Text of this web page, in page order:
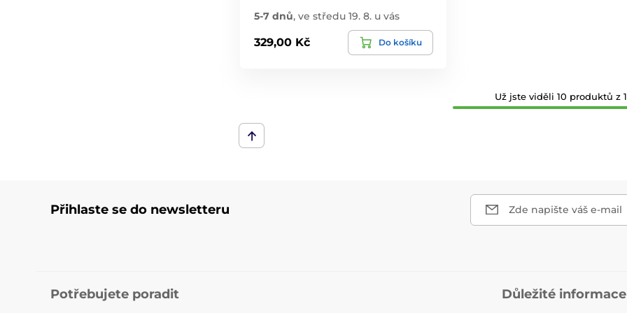
5-7 dnů, ve středu 19. 8. u vás
329,00 Kč Do košíku
Už jste viděli 10 produktů z
Přihlaste se do newsletteru Zde napište váš e-mail
Potřebujete poradit Důležité informace